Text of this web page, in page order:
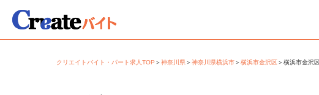
クリエイトバイト・パート求人TOP＞神奈川県＞神奈川県横浜市＞横浜市金沢区＞横浜市金